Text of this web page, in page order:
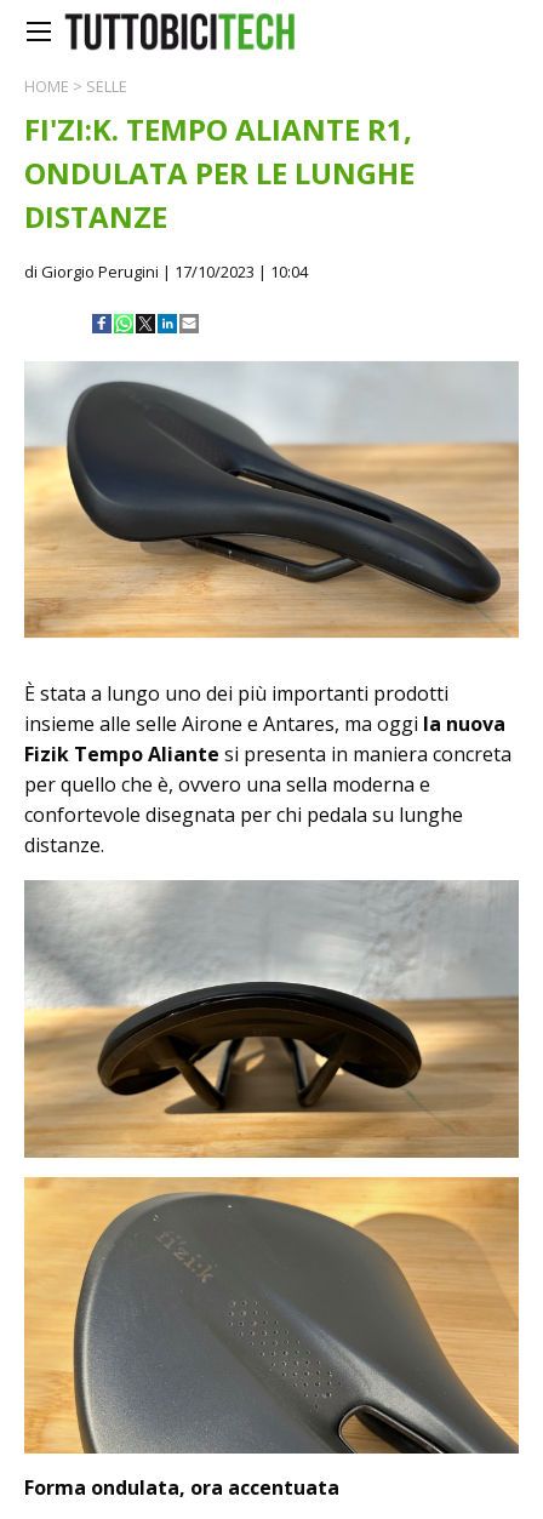
HOME > SELLE
FI'ZI:K. TEMPO ALIANTE R1,
ONDULATA PER LE LUNGHE
DISTANZE
di Giorgio Perugini | 17/10/2023 | 10:04
È stata a lungo uno dei più importanti prodotti
insieme alle selle Airone e Antares, ma oggi la nuova
Fizik Tempo Aliante si presenta in maniera concreta
per quello che è, ovvero una sella moderna e
confortevole disegnata per chi pedala su lunghe
distanze.
Forma ondulata, ora accentuata